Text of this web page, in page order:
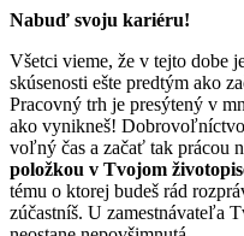
Nabuď svoju kariéru!
Všetci vieme, že v tejto dobe
skúsenosti ešte predtým ako
Pracovný trh je presýtený v
ako vynikneš!
voľný čas a začať tak prácou
položkou v Tvojom
tému o ktorej budeš rád
zúčastníš. U zamestnávateľa